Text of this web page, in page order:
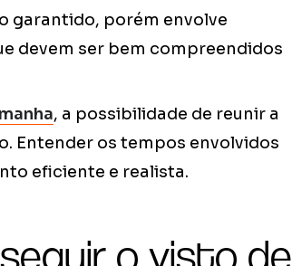
garantido, porém envolve
devem ser bem compreendidos
, a possibilidade de reunir a
Entender os tempos envolvidos
eficiente e realista.
o visto de